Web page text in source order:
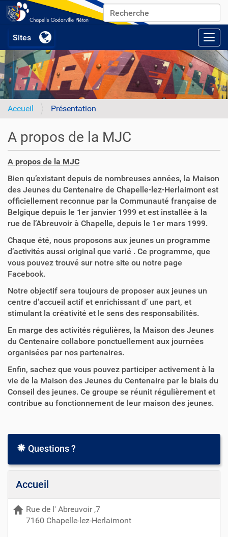
Chercher par
Recherche avancée…
Accueil Présentation
A propos de la MJC
A propos de la MJC
Bien qu’existant depuis de nombreuses années, la Maison
des Jeunes du Centenaire de Chapelle-lez-Herlaimont est
officiellement reconnue par la Communauté française de
Belgique depuis le 1er janvier 1999 et est installée à la
rue de l’Abreuvoir à Chapelle, depuis le 1er mars 1999.
Chaque été, nous proposons aux jeunes un programme
d’activités aussi original que varié . Ce programme, que
vous pouvez trouvé sur notre site ou notre page
Facebook.
Notre objectif sera toujours de proposer aux jeunes un
centre d’accueil actif et enrichissant d’ une part, et
stimulant la créativité et le sens des responsabilités.
En marge des activités régulières, la Maison des Jeunes
du Centenaire collabore ponctuellement aux journées
organisées par nos partenaires.
Enfin, sachez que vous pouvez participer activement à la
vie de la Maison des Jeunes du Centenaire par le biais du
Conseil des jeunes. Ce groupe se réunit régulièrement et
contribue au fonctionnement de leur maison des jeunes.
Questions ?
Accueil
Rue de l' Abreuvoir ,7
7160 Chapelle-lez-Herlaimont